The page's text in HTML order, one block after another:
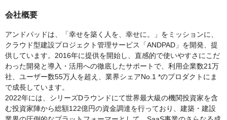
会社概要
アンドパッドは、「幸せを築く人を、幸せに。」をミッションに、
クラウド型建設プロジェクト管理サービス「ANDPAD」を開発、提
供しています。2016年に提供を開始し、直感的で使いやすさにこだ
わった開発と導入・活用への徹底したサポートで、利用企業数21万
社、ユーザー数55万人を超え、業界シェアNo.1 *のプロダクトにま
で成長しています。
2022年には、シリーズDラウンドにて世界最大級の機関投資家を含
む投資家陣から総額122億円の資金調達を行っており、建築・建設